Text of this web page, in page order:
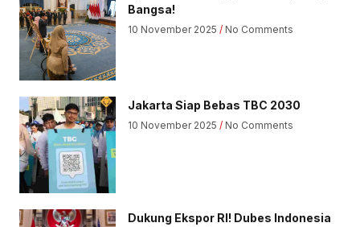
Bangsa!
10 November 2025 No Comments
Jakarta Siap Bebas TBC 2030
10 November 2025 No Comments
Dukung Ekspor RI! Dubes Indonesia